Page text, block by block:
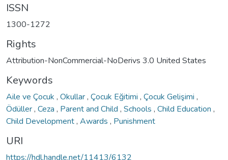
ISSN
1300-1272
Rights
Attribution-NonCommercial-NoDerivs 3.0 United States
Keywords
Aile ve Çocuk , Okullar, Çocuk Eğitimi , Çocuk Gelişimi ,
Ödüller, Ceza , Parent and Child , Schools , Child Education ,
Child Development, Awards , Punishment
URI
https://hdl.handle.net/11413/6132